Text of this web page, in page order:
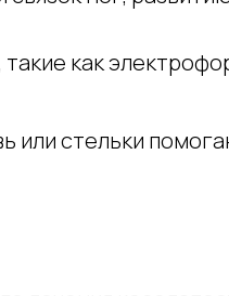
как
или стельки